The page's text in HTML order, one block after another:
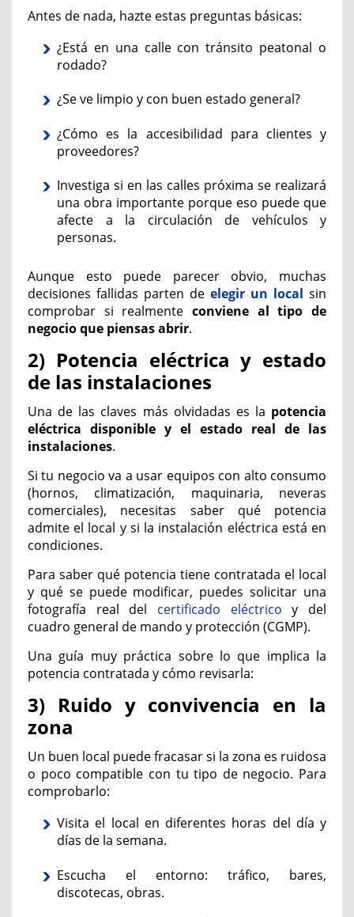
Antes de nada, hazte estas preguntas básicas:
¿Está en una calle con tránsito peatonal o
rodado?
¿Se ve limpio y con buen estado general?
¿Cómo es la accesibilidad para clientes y
proveedores?
Investiga si en las calles próxima se realizará
una obra importante porque eso puede que
afecte a la circulación de vehículos y
personas.
Aunque esto puede parecer obvio, muchas
decisiones fallidas parten de elegir un local sin
comprobar si realmente conviene al tipo de
negocio que piensas abrir.
2) Potencia eléctrica y estado
de las instalaciones
Una de las claves más olvidadas es la potencia
eléctrica disponible y el estado real de las
instalaciones.
Si tu negocio va a usar equipos con alto consumo
(hornos, climatización, maquinaria, neveras
comerciales), necesitas saber qué potencia
admite el local y si la instalación eléctrica está en
condiciones.
Para saber qué potencia tiene contratada el local
y qué se puede modificar, puedes solicitar una
fotografía real del certificado eléctrico y del
cuadro general de mando y protección (CGMP).
Una guía muy práctica sobre lo que implica la
potencia contratada y cómo revisarla:
3) Ruido y convivencia en la
zona
Un buen local puede fracasar si la zona es ruidosa
o poco compatible con tu tipo de negocio. Para
comprobarlo:
Visita el local en diferentes horas del día y
días de la semana.
Escucha el entorno: tráfico, bares,
discotecas, obras.